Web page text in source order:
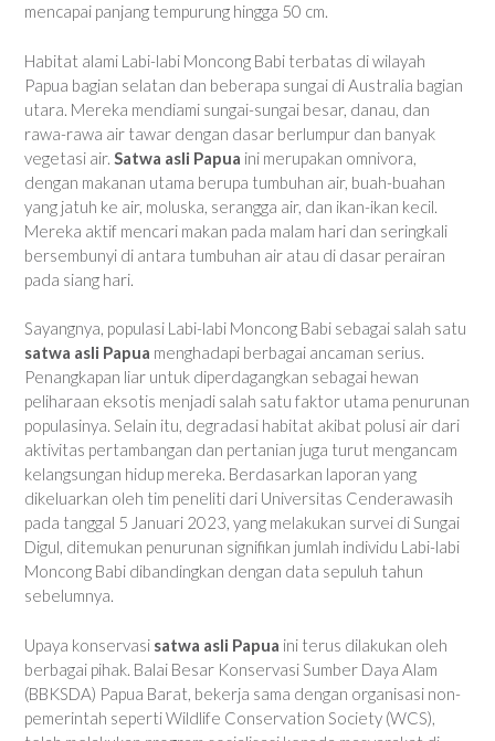
mencapai panjang tempurung hingga 50 cm.
Habitat alami Labi-labi Moncong Babi terbatas di wilayah
Papua bagian selatan dan beberapa sungai di Australia bagian
utara. Mereka mendiami sungai-sungai besar, danau, dan
rawa-rawa air tawar dengan dasar berlumpur dan banyak
vegetasi air. Satwa asli Papua ini merupakan omnivora,
dengan makanan utama berupa tumbuhan air, buah-buahan
yang jatuh ke air, moluska, serangga air, dan ikan-ikan kecil.
Mereka aktif mencari makan pada malam hari dan seringkali
bersembunyi di antara tumbuhan air atau di dasar perairan
pada siang hari.
Sayangnya, populasi Labi-labi Moncong Babi sebagai salah satu
satwa asli Papua menghadapi berbagai ancaman serius.
Penangkapan liar untuk diperdagangkan sebagai hewan
peliharaan eksotis menjadi salah satu faktor utama penurunan
populasinya. Selain itu, degradasi habitat akibat polusi air dari
aktivitas pertambangan dan pertanian juga turut mengancam
kelangsungan hidup mereka. Berdasarkan laporan yang
dikeluarkan oleh tim peneliti dari Universitas Cenderawasih
pada tanggal 5 Januari 2023, yang melakukan survei di Sungai
Digul, ditemukan penurunan signifikan jumlah individu Labi-labi
Moncong Babi dibandingkan dengan data sepuluh tahun
sebelumnya.
Upaya konservasi satwa asli Papua ini terus dilakukan oleh
berbagai pihak. Balai Besar Konservasi Sumber Daya Alam
(BBKSDA) Papua Barat, bekerja sama dengan organisasi non-
pemerintah seperti Wildlife Conservation Society (WCS),